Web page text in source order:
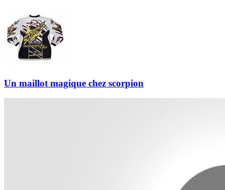
Un maillot magique chez scorpion